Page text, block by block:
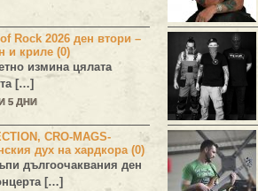
Rock 2026 ден втори –
и криле (0)
измина цялата
[…]
5 ДНИ
CRO-MAGS-
дух на хардкора (0)
дългоочаквания ден
[…]